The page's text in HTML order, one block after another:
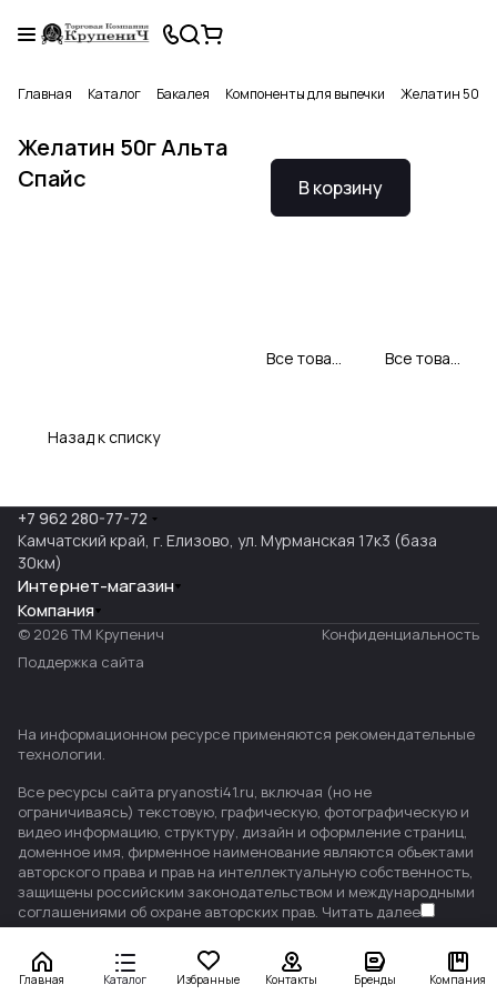
Главная Каталог Бакалея Компоненты для выпечки Желатин 50г
Желатин 50г Альта
Спайс
В корзину
Все товары Альтаспайс Все товары категории
Назад к списку
Главная Каталог Избранные Контакты Бренды Компания
+7 962 280-77-72
Камчатский край, г. Елизово, ул. Мурманская 17к3 (база
30км)
Интернет-магазин
Компания
© 2026 ТМ Крупенич
Конфиденциальность
Поддержка сайта
На информационном ресурсе применяются рекомендательные
технологии.
Все ресурсы сайта pryanosti41.ru, включая (но не
ограничиваясь) текстовую, графическую, фотографическую и
видео информацию, структуру, дизайн и оформление страниц,
доменное имя, фирменное наименование являются объектами
авторского права и прав на интеллектуальную собственность,
защищены российским законодательством и международными
соглашениями об охране авторских прав. Читать далее